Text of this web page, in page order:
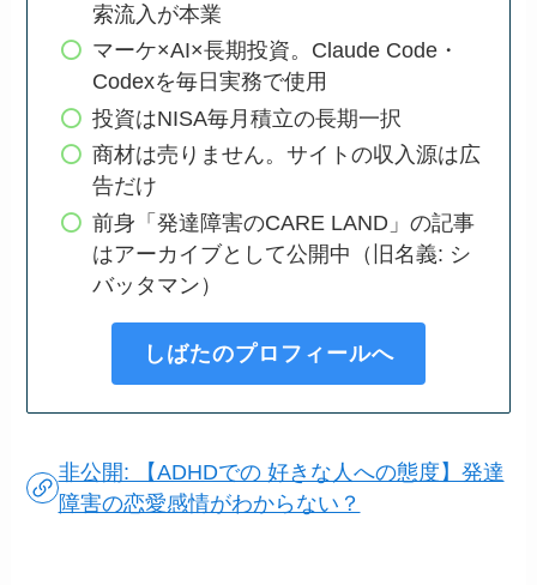
索流入が本業
マーケ×AI×長期投資。Claude Code・
Codexを毎日実務で使用
投資はNISA毎月積立の長期一択
商材は売りません。サイトの収入源は広
告だけ
前身「発達障害のCARE LAND」の記事
はアーカイブとして公開中（旧名義: シ
バッタマン）
しばたのプロフィールへ
非公開: 【ADHDでの 好きな人への態度】発達
障害の恋愛感情がわからない？